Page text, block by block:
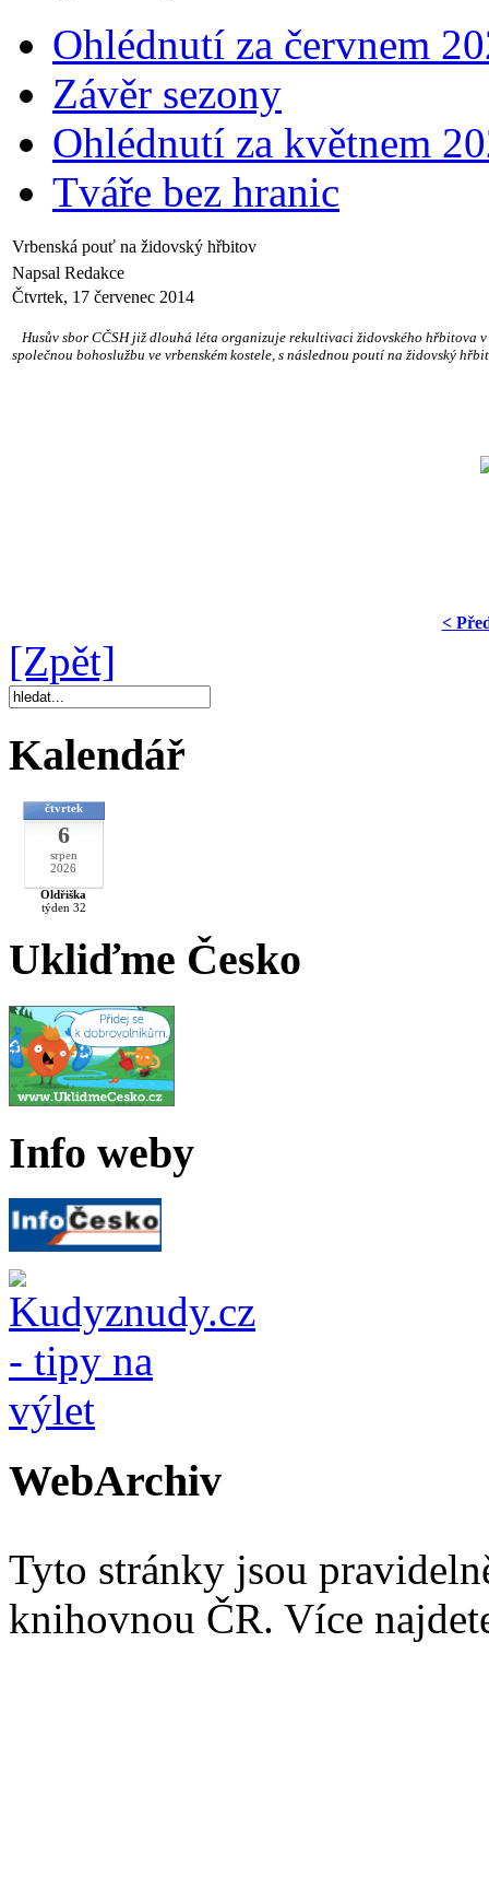
Ohlédnutí za červnem
Závěr sezony
Ohlédnutí za květnem
Tváře bez hranic
Vrbenská pouť na židovský hřbitov
Napsal Redakce
Čtvrtek, 17 červenec 2014
Husův sbor CČSH již dlouhá léta organizuje rekultivaci židovského
společnou bohoslužbu ve vrbenském kostele, s následnou poutí na židovský
<
[Zpět]
Kalendář
čtvrtek
6
srpen
2026
Oldřiška
týden 32
Ukliďme Česko
Info weby
WebArchiv
Tyto stránky jsou
knihovnou ČR. Více